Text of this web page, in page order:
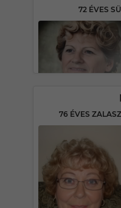
72 ÉVES
76 ÉVES